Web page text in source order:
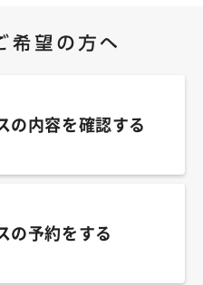
の内容を確認する
の予約をする